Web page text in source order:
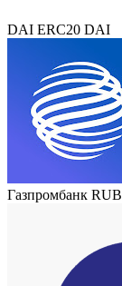
DAI ERC20 DAI
Газпромбанк RUB